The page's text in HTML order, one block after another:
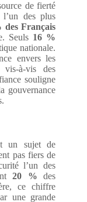
de fierté
des plus
des Français
Seuls 16 %
nationale.
envers les
vis-à-vis des
souligne
gouvernance
un sujet de
pas fiers de
l’un des
20 % des
ce chiffre
une grande